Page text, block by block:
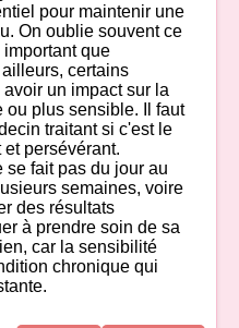
pour maintenir une
On oublie souvent ce
important que
certains
un impact sur la
ou plus sensible. Il faut
traitant si c'est le
persévérant.
se fait pas du jour au
semaines, voire
des résultats
à prendre soin de sa
car la sensibilité
chronique qui